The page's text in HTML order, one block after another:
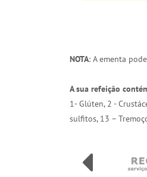
NOTA: A ementa
A sua refeição
1- Glúten, 2 -
sulfitos, 13 –